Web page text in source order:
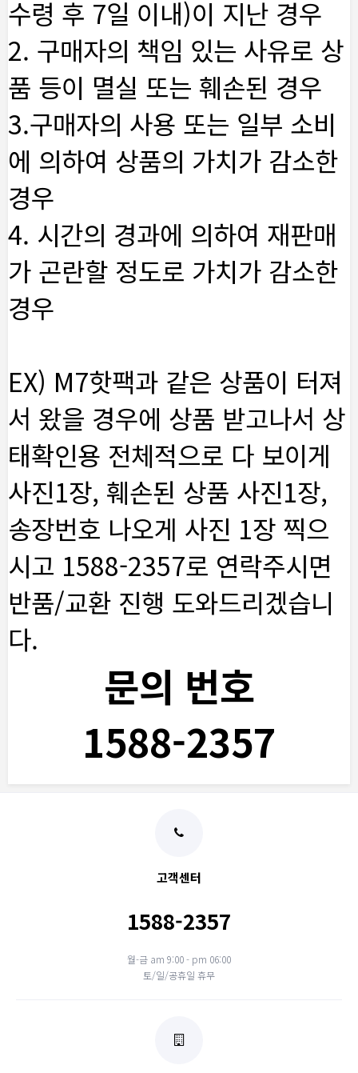
수령 후 7일 이내)이 지난 경우
2. 구매자의 책임 있는 사유로 상
품 등이 멸실 또는 훼손된 경우
3.구매자의 사용 또는 일부 소비
에 의하여 상품의 가치가 감소한
경우
4. 시간의 경과에 의하여 재판매
가 곤란할 정도로 가치가 감소한
경우
EX) M7핫팩과 같은 상품이 터져
서 왔을 경우에 상품 받고나서 상
태확인용 전체적으로 다 보이게
사진1장, 훼손된 상품 사진1장,
송장번호 나오게 사진 1장 찍으
시고 1588-2357로 연락주시면
반품/교환 진행 도와드리겠습니
다.
문의 번호
1588-2357
고객센터
1588-2357
월-금 am 9:00 - pm 06:00
토/일/공휴일 휴무